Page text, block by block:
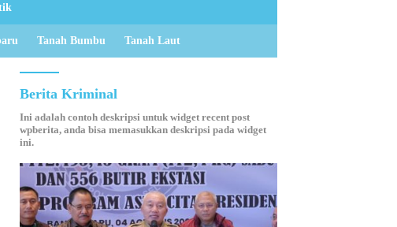
Tanah Bumbu Tanah Laut
Berita Kriminal
Ini adalah contoh deskripsi untuk widget recent post
wpberita, anda bisa memasukkan deskripsi pada widget
ini.